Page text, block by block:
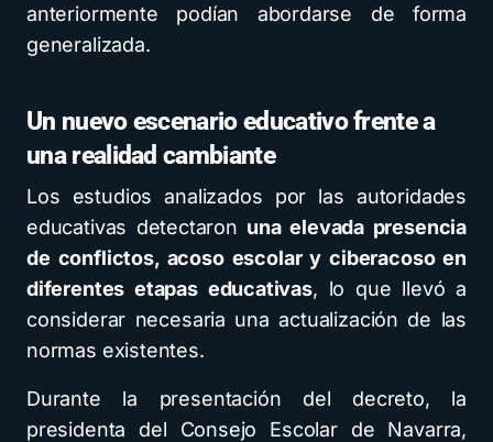
anteriormente podían abordarse de forma
generalizada.
Un nuevo escenario educativo frente a
una realidad cambiante
Los estudios analizados por las autoridades
educativas detectaron una elevada presencia
de conflictos, acoso escolar y ciberacoso en
diferentes etapas educativas, lo que llevó a
considerar necesaria una actualización de las
normas existentes.
Durante la presentación del decreto, la
presidenta del Consejo Escolar de Navarra,